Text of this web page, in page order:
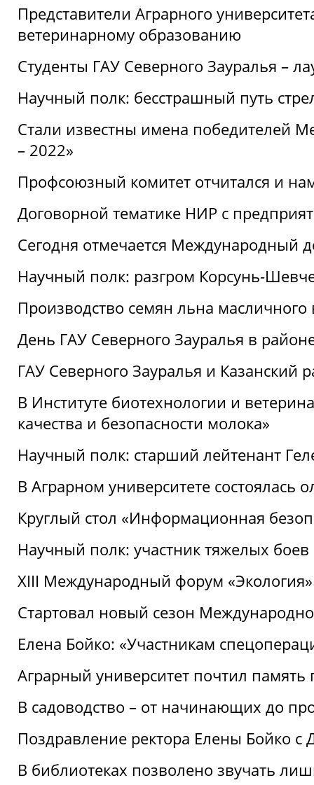
Представители Аграрного
ветеринарному образованию
Студенты ГАУ Северного Зауралья –
Научный полк: бесстрашный путь
Стали известны имена победителей
– 2022»
Профсоюзный комитет отчитался и
Договорной тематике НИР с
Сегодня отмечается Международный
Научный полк: разгром Корсунь-
Производство семян льна
День ГАУ Северного Зауралья в
ГАУ Северного Зауралья и Казанский
В Институте биотехнологии и
качества и безопасности молока»
Научный полк: старший лейтенант
В Аграрном университете состоялась
Круглый стол «Информационная
Научный полк: участник тяжелых
XIII Международный форум
Стартовал новый сезон
Елена Бойко: «Участникам
Аграрный университет почтил
В садоводство – от начинающих до
Поздравление ректора Елены Бойко
В библиотеках позволено звучать